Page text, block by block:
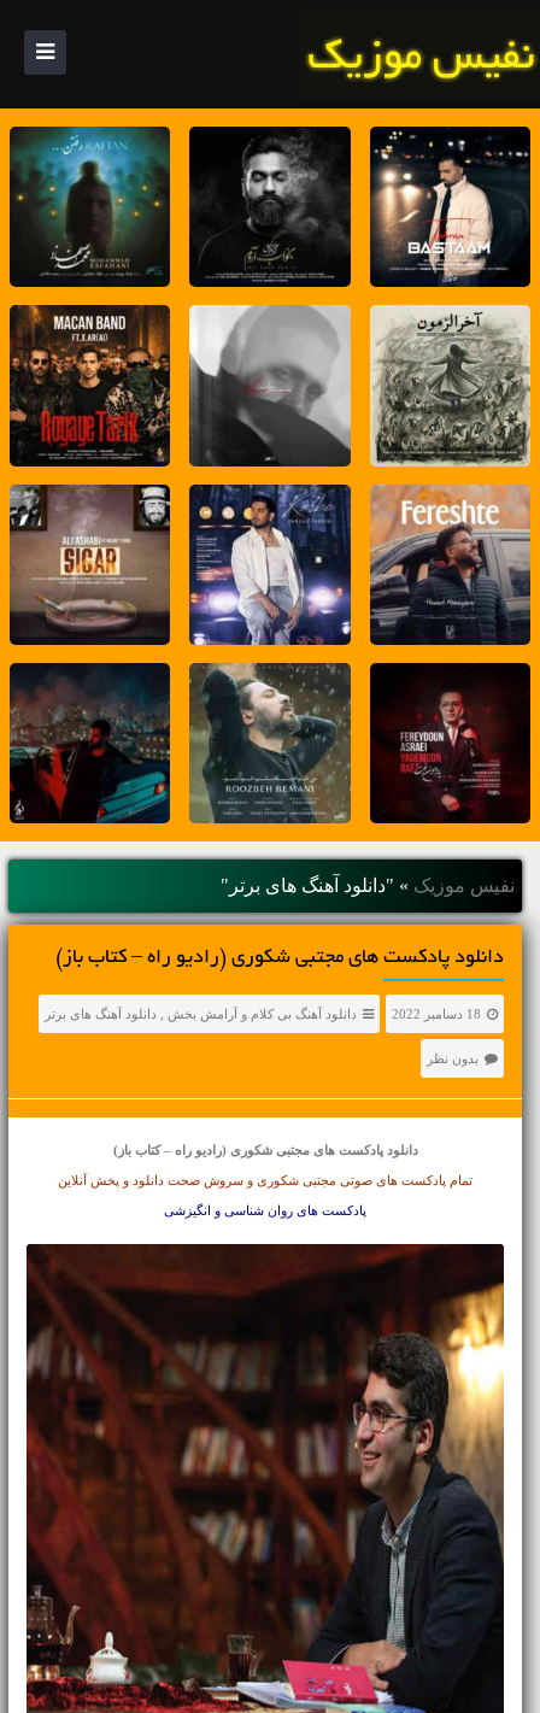
نفیس موزیک » "دانلود آهنگ های برتر"
دانلود پادکست های مجتبی شکوری (رادیو راه – کتاب باز)
18 دسامبر 2022 دانلود آهنگ بی کلام و آرامش بخش دانلود آهنگ های برتر
بدون نظر
دانلود پادکست های مجتبی شکوری (رادیو راه – کتاب باز)
تمام پادکست های صوتی مجتبی شکوری و سروش صحت دانلود و پخش آنلاین
پادکست های روان شناسی و انگیزشی